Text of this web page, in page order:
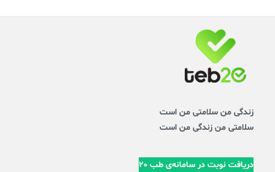
زندگی من سلامتی من است
سلامتی من زندگی من است
دریافت نوبت در سامانه‌ی طب 20